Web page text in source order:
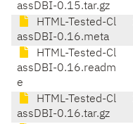
assDBI-0.15.tar.gz
HTML-Tested-Cl
assDBI-0.16.meta
HTML-Tested-Cl
assDBI-0.16.readm
e
HTML-Tested-Cl
assDBI-0.16.tar.gz